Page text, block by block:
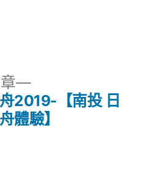
下
一
篇
2019-【南投 日
體驗】